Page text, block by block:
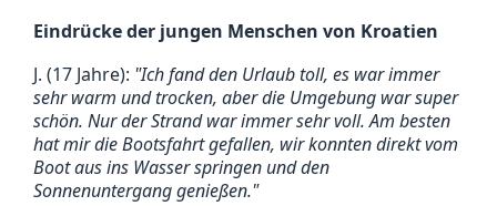
Eindrücke der jungen Menschen von Kroatien
J. (17 Jahre): "Ich fand den Urlaub toll, es war immer
sehr warm und trocken, aber die Umgebung war super
schön. Nur der Strand war immer sehr voll. Am besten
hat mir die Bootsfahrt gefallen, wir konnten direkt vom
Boot aus ins Wasser springen und den
Sonnenuntergang genießen."